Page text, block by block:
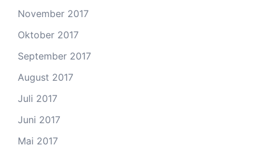
November 2017
Oktober 2017
September 2017
August 2017
Juli 2017
Juni 2017
Mai 2017